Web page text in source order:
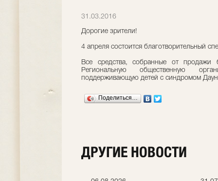
31.03.2016
Дорогие зрители!
4 апреля состоится благотворительный
Все средства, собранные от продажи
Региональную общественную
поддерживающую детей с синдромом
Поделиться…
ДРУГИЕ НОВОСТИ